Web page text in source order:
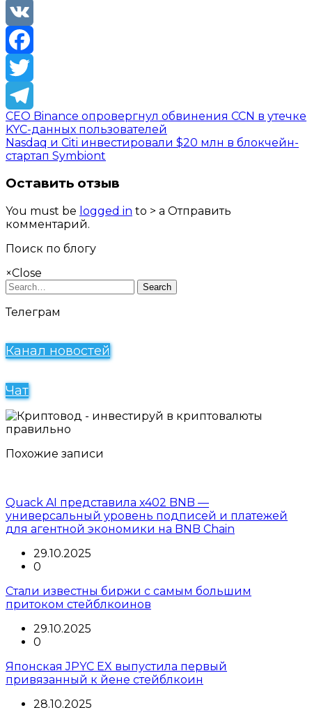
VK
Facebook
Twitter
Telegram
CEO Binance опровергнул обвинения CCN в утечке
KYC-данных пользователей
Nasdaq и Citi инвестировали $20 млн в блокчейн-
стартап Symbiont
Оставить отзыв
You must be logged in to > a Отправить
комментарий.
Поиск по блогу
×Close
Search
Телеграм
Канал новостей
Чат
Похожие записи
Quack AI представила x402 BNB —
универсальный уровень подписей и платежей
для агентной экономики на BNB Chain
29.10.2025
0
Стали известны биржи с самым большим
притоком стейблкоинов
29.10.2025
0
Японская JPYC EX выпустила первый
привязанный к йене стейблкоин
28.10.2025